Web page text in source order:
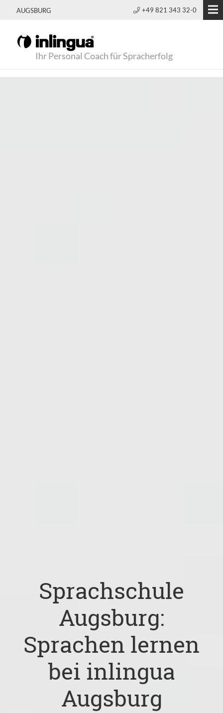
AUGSBURG +49 821 343 32-0
Ihr Personal Coach für Spracherfolg
Sprachschule
Augsburg:
Sprachen lernen
bei inlingua
Augsburg